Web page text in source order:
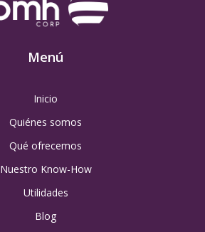
Menú
Inicio
Quiénes somos
Qué ofrecemos
Nuestro Know-How
Utilidades
Blog